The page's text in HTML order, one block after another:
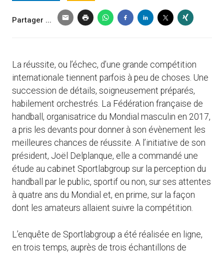
Partager ...
La réussite, ou l’échec, d’une grande compétition
internationale tiennent parfois à peu de choses. Une
succession de détails, soigneusement préparés,
habilement orchestrés. La Fédération française de
handball, organisatrice du Mondial masculin en 2017,
a pris les devants pour donner à son évènement les
meilleures chances de réussite. A l’initiative de son
président, Joël Delplanque, elle a commandé une
étude au cabinet Sportlabgroup sur la perception du
handball par le public, sportif ou non, sur ses attentes
à quatre ans du Mondial et, en prime, sur la façon
dont les amateurs allaient suivre la compétition.
L’enquête de Sportlabgroup a été réalisée en ligne,
en trois temps, auprès de trois échantillons de